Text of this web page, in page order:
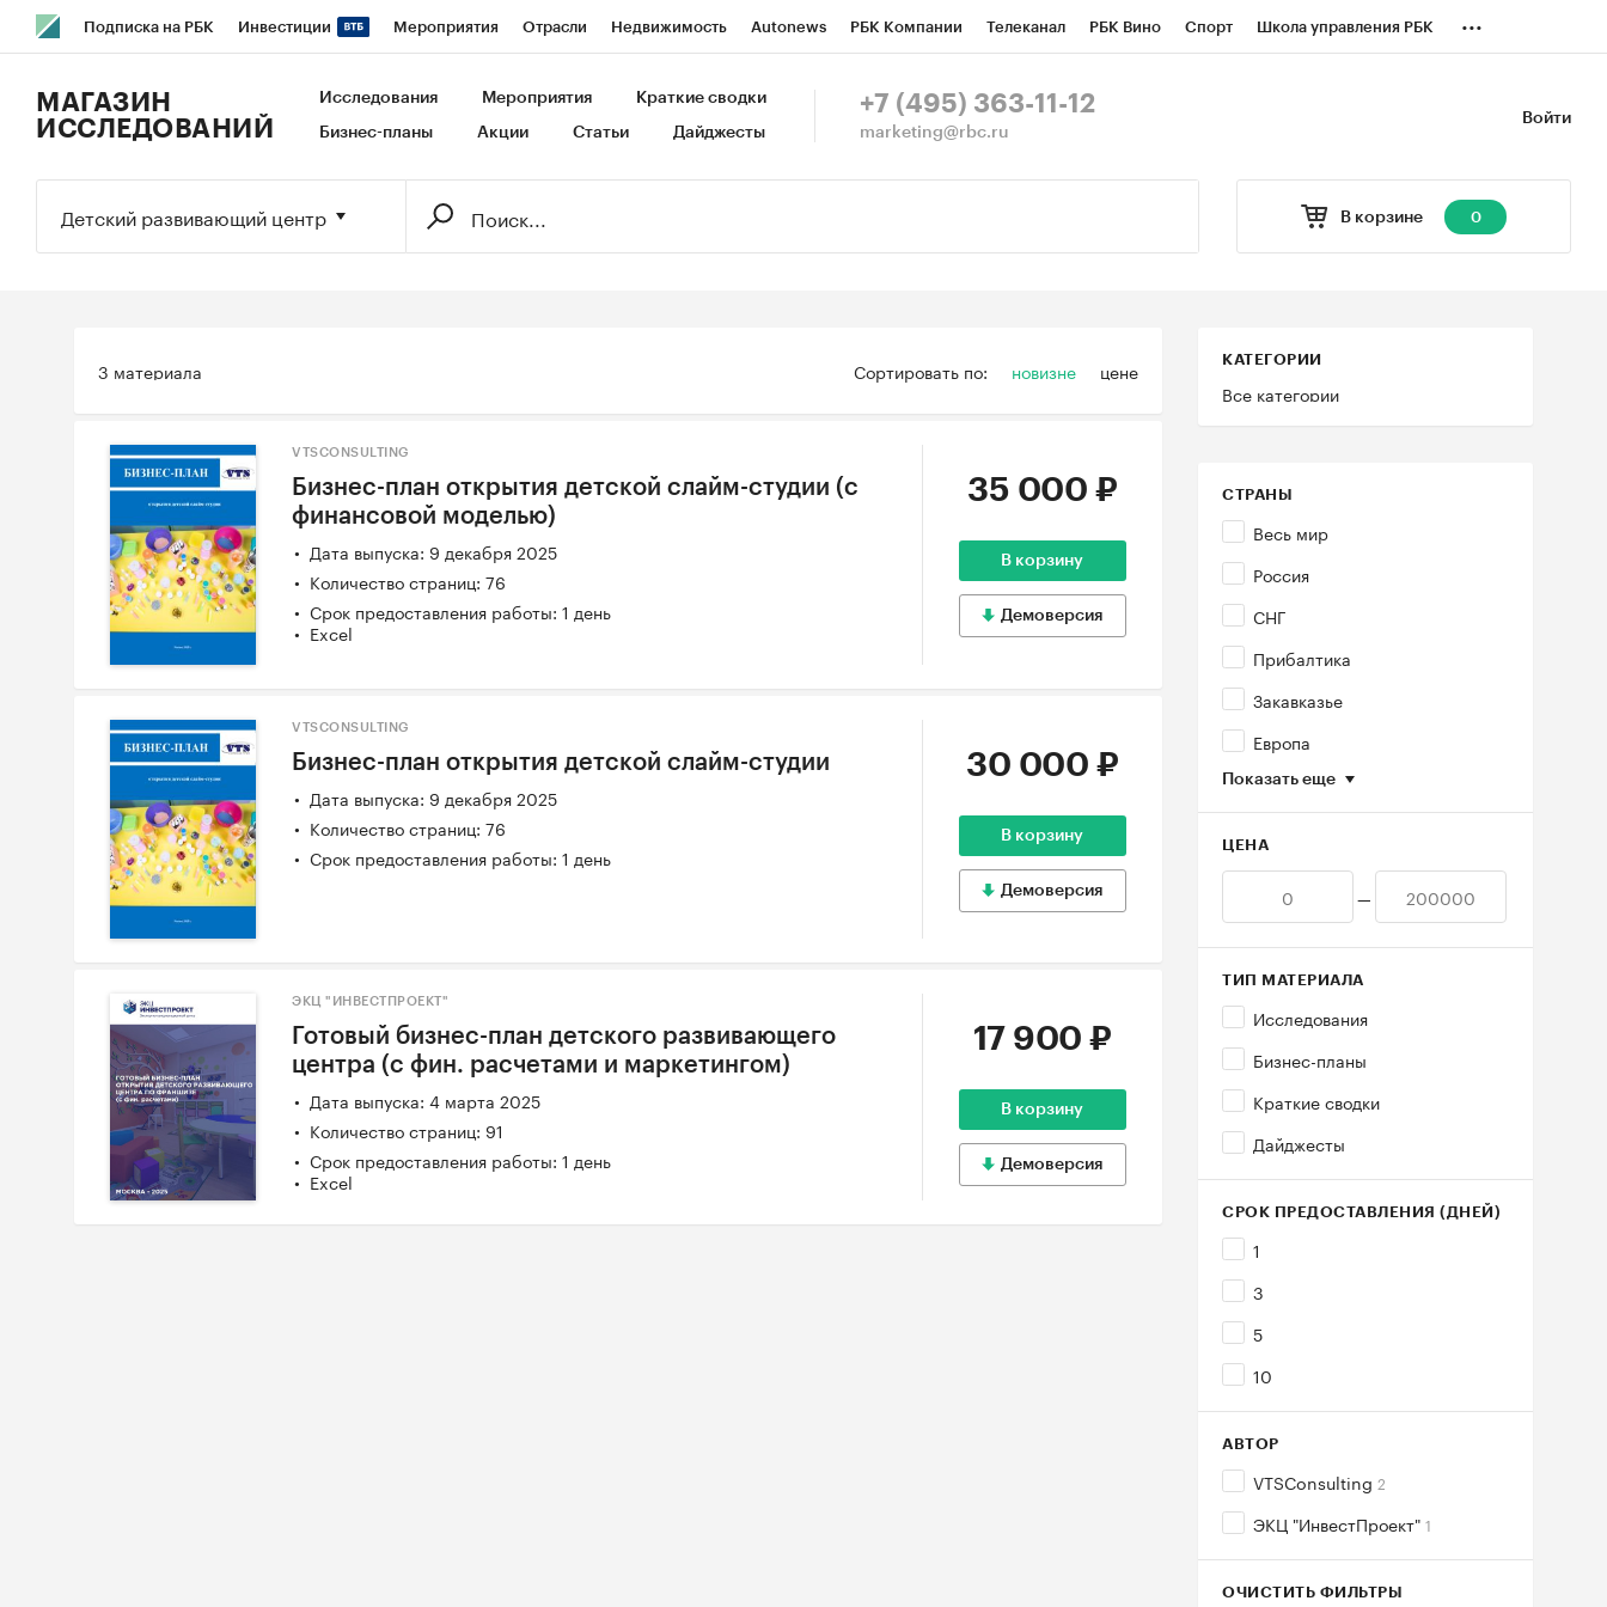
Подписка на РБК Инвестиции Мероприятия Отрасли Недвижимость Autonews РБК Компании Телеканал РБК Вино Спорт Школа управления РБК
Исследования Кредитные рейтинги Франшизы Газета Спецпроекты СПб Конференции СПб Спецпроекты
...
Войти
МАГАЗИН
ИССЛЕДОВАНИЙ
Исследования Мероприятия Краткие сводки
Бизнес-планы Акции Статьи Дайджесты
+7 (495) 363-11-12
marketing@rbc.ru
В корзине 0
Детский развивающий центр
Сортировать по: новизне цене
3 материала КАТЕГОРИИ
Все категории
СТРАНЫ
Весь мир
Россия
СНГ
Прибалтика
Закавказье
Европа
Показать еще
ЦЕНА
—
ТИП МАТЕРИАЛА
Исследования
Бизнес-планы
Краткие сводки
Дайджесты
СРОК ПРЕДОСТАВЛЕНИЯ (ДНЕЙ)
1
3
5
10
АВТОР
VTSConsulting 2
ЭКЦ "ИнвестПроект" 1
ОЧИСТИТЬ ФИЛЬТРЫ
VTSCONSULTING
Бизнес-план открытия детской слайм-студии (с
финансовой моделью)
Дата выпуска: 9 декабря 2025
Количество страниц: 76
Срок предоставления работы: 1 день
Excel
35 000 ₽
В корзину
Демоверсия
VTSCONSULTING
Бизнес-план открытия детской слайм-студии
Дата выпуска: 9 декабря 2025
Количество страниц: 76
Срок предоставления работы: 1 день
30 000 ₽
В корзину
Демоверсия
ЭКЦ "ИНВЕСТПРОЕКТ"
Готовый бизнес-план детского развивающего
центра (с фин. расчетами и маркетингом)
Дата выпуска: 4 марта 2025
Количество страниц: 91
Срок предоставления работы: 1 день
Excel
17 900 ₽
В корзину
Демоверсия